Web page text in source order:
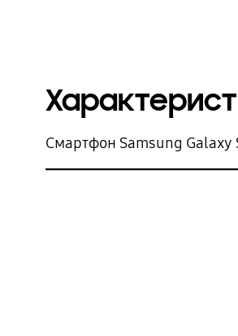
Смартфон Samsung Galaxy